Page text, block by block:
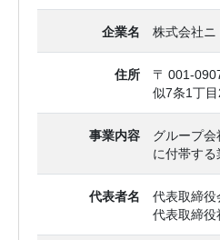
企業名 株式会社
住所
〒 001-
似7条1丁目
事業内容
グループ会
に付帯する
代表者名
代表取締
代表取締